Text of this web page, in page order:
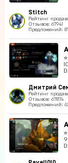
Stitch
Рейтинг
Отзывов: 67941
Предложений:
Дмитрий
Рейтинг
Отзывов: 67874
Предложений: